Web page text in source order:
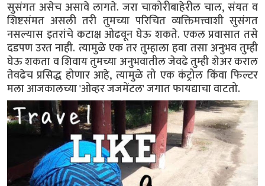
सुसंगत असेच असावे लागते. जरा चाकोरीबाहेरील चाल, संयत व
शिष्टसंमत असली तरी तुमच्या परिचित व्यक्तिमत्त्वाशी सुसंगत
नसल्यास इतरांचे कटाक्ष ओढवून घेऊ शकते. एकल प्रवासात तसे
दडपण उरत नाही. त्यामुळे एक तर तुम्हाला हवा तसा अनुभव तुम्ही
घेऊ शकता व शिवाय तुमच्या अनुभवातील जेवढे तुम्ही शेअर कराल
तेवढेच प्रसिद्ध होणार आहे, त्यामुळे तो एक कंट्रोल किंवा फिल्टर
मला आजकालच्या 'ओव्हर जजमेंटल' जगात फायद्याचा वाटतो.